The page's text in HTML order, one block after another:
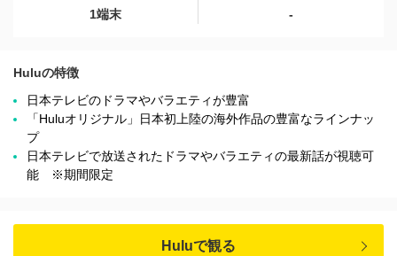
1端末 -
Huluの特徴
日本テレビのドラマやバラエティが豊富
「Huluオリジナル」日本初上陸の海外作品の豊富なラインナッ
プ
日本テレビで放送されたドラマやバラエティの最新話が視聴可
能 ※期間限定
Huluで観る